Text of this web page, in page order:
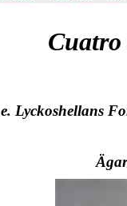
e. Lyckoshellans